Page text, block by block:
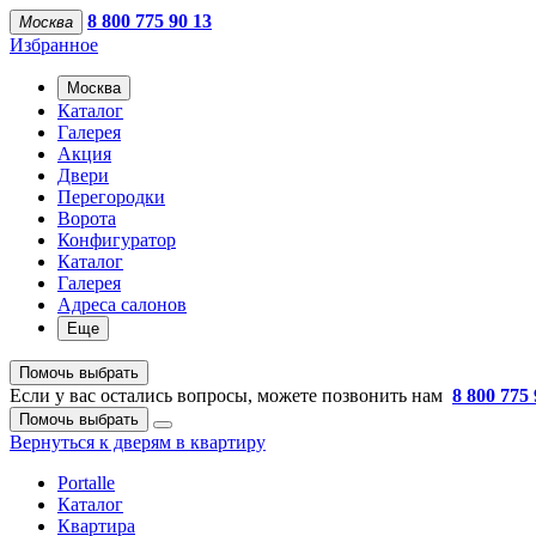
Москва
8 800 775 90 13
Избранное
Москва
Каталог
Галерея
Акция
Двери
Перегородки
Ворота
Конфигуратор
Каталог
Галерея
Адреса салонов
Еще
Помочь выбрать
Если у вас остались вопросы, можете позвонить нам 8 800 775
Помочь выбрать
Вернуться к дверям в квартиру
Portalle
Каталог
Квартира